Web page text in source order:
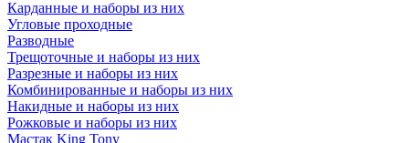
Карданные и наборы из них
Угловые проходные
Разводные
Трещоточные и наборы из них
Разрезные и наборы из них
Комбинированные и наборы из них
Накидные и наборы из них
Рожковые и наборы из них
Мастак King Tony